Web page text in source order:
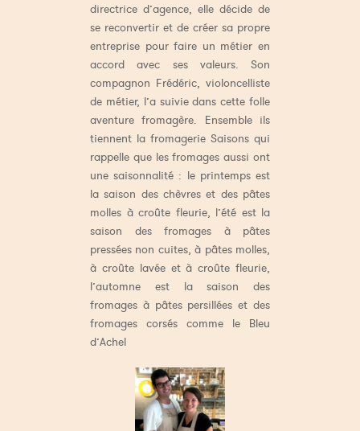
directrice d’agence, elle décide de
se reconvertir et de créer sa propre
entreprise pour faire un métier en
accord avec ses valeurs. Son
compagnon Frédéric, violoncelliste
de métier, l’a suivie dans cette folle
aventure fromagère. Ensemble ils
tiennent la fromagerie Saisons qui
rappelle que les fromages aussi ont
une saisonnalité : le printemps est
la saison des chèvres et des pâtes
molles à croûte fleurie, l’été est la
saison des fromages à pâtes
pressées non cuites, à pâtes molles,
à croûte lavée et à croûte fleurie,
l’automne est la saison des
fromages à pâtes persillées et des
fromages corsés comme le Bleu
d’Achel